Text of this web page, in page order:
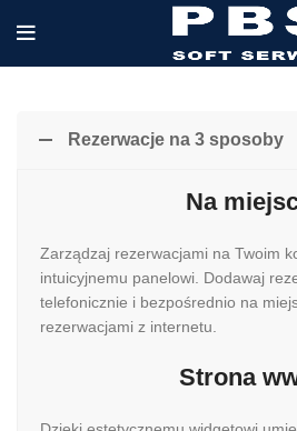
Rezerwacje na 3 sposoby
Na
Zarządzaj rezerwacjami na Twoim
intuicyjnemu panelowi. Dodawaj
telefonicznie i bezpośrednio na
rezerwacjami z internetu.
Strona